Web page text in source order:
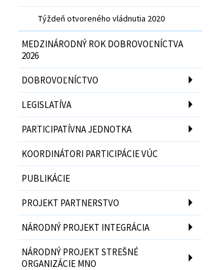
Týždeň otvoreného vládnutia 2020
MEDZINÁRODNÝ ROK DOBROVOĽNÍCTVA
2026
DOBROVOĽNÍCTVO
LEGISLATÍVA
PARTICIPATÍVNA JEDNOTKA
KOORDINÁTORI PARTICIPÁCIE VÚC
PUBLIKÁCIE
PROJEKT PARTNERSTVO
NÁRODNÝ PROJEKT INTEGRÁCIA
NÁRODNÝ PROJEKT STREŠNÉ
ORGANIZÁCIE MNO